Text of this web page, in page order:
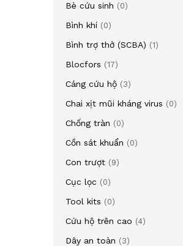
Bè cứu sinh (0)
Bình khí (0)
Bình trợ thở (SCBA) (1)
Blocfors (17)
Cáng cứu hộ (3)
Chai xịt mũi kháng virus (0)
Chống tràn (0)
Cồn sát khuẩn (0)
Con trượt (9)
Cục lọc (0)
Tool kits (0)
Cứu hộ trên cao (4)
Dây an toàn (3)